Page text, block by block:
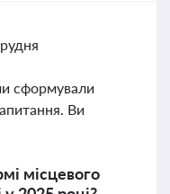
сформували
Ви
місцевого